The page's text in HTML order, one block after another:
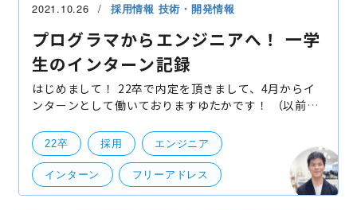
2021.10.26 採用情報 技術・開発情報
プログラマからエンジニアへ！ 一学
生のインターン記録
はじめまして！ 22卒で内定を頂きまして、4月からイ
ンターンとして働いておりますゆたかです！ （以前に
す！） bravesoftでインターンを始めるまでは、アル
バイトで
22卒 採用 エンジニア
インターン フリーアドレス